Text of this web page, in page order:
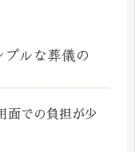
ルな葬儀の
面での負担が少